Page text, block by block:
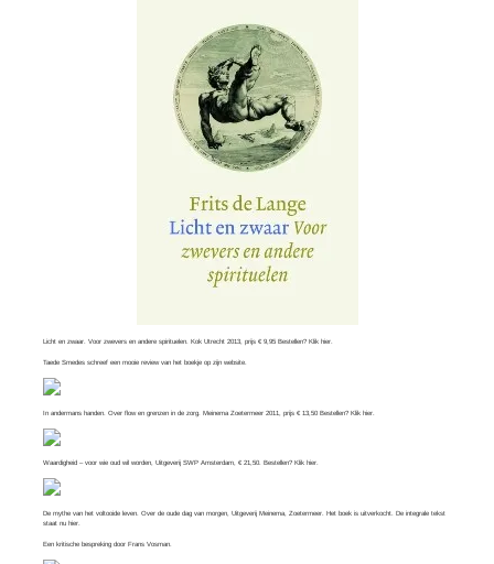
Licht en zwaar. Voor zwevers en andere spirituelen. Kok Utrecht 2013, prijs € 9,95 Bestellen? Klikhier
Taede Smedes schreef een mooie review van het boekje op zijnwebsite
In andermans handen. Over flow en grenzen in de zorg. Meinema Zoetermeer 2011, prijs € 13,50 Bestellen? Klikhier
Waardigheid – voor wie oud wil worden, Uitgeverij SWP Amsterdam, € 21,50. Bestellen? Klikhier
De mythe van het voltooide leven. Over de oude dag van morgen, Uitgeverij Meinema, Zoetermeer. Het boek is uitverkocht. De integrale tekst
staat nuhier
Een kritische bespreking doorFrans Vosman